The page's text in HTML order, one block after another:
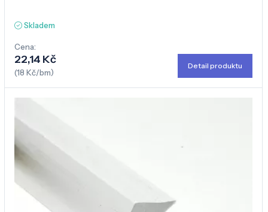
Skladem
Cena:
22,14 Kč
(18 Kč/bm)
Detail produktu